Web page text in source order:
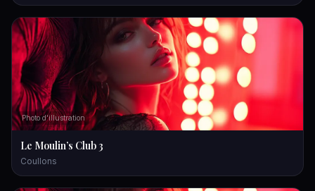
Photo d'illustration
Le Moulin’s Club 3
Coullons